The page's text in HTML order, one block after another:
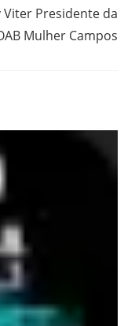
Viter Presidente da
Mulher Campos